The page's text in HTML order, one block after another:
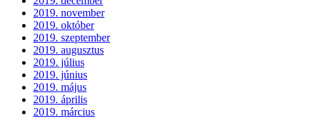
2019. november
2019. október
2019. szeptember
2019. augusztus
2019. július
2019. június
2019. május
2019. április
2019. március